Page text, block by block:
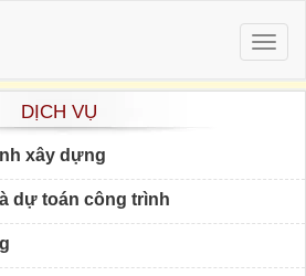
DỊCH VỤ
xây dựng
dự toán công trình